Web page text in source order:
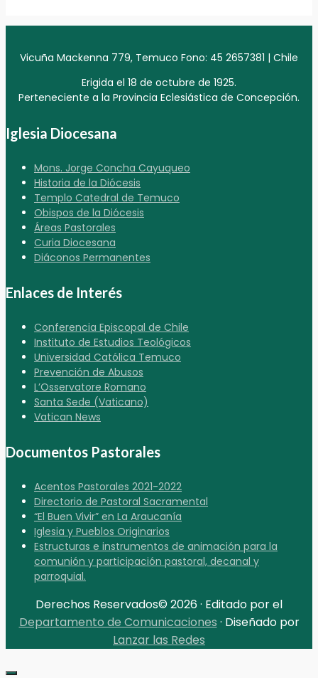
Vicuña Mackenna 779, Temuco Fono: 45 2657381 | Chile
Erigida el 18 de octubre de 1925.
Perteneciente a la Provincia Eclesiástica de Concepción.
Iglesia Diocesana
Mons. Jorge Concha Cayuqueo
Historia de la Diócesis
Templo Catedral de Temuco
Obispos de la Diócesis
Áreas Pastorales
Curia Diocesana
Diáconos Permanentes
Enlaces de Interés
Conferencia Episcopal de Chile
Instituto de Estudios Teológicos
Universidad Católica Temuco
Prevención de Abusos
L’Osservatore Romano
Santa Sede (Vaticano)
Vatican News
Documentos Pastorales
Acentos Pastorales 2021-2022
Directorio de Pastoral Sacramental
“El Buen Vivir” en La Araucanía
Iglesia y Pueblos Originarios
Estructuras e instrumentos de animación para la
comunión y participación pastoral, decanal y
parroquial.
Derechos Reservados© 2026 · Editado por el
Departamento de Comunicaciones · Diseñado por
Lanzar las Redes